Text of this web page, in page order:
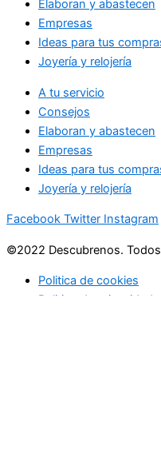
Elaboran y abastecen
Empresas
Ideas para tus
Joyería y relojería
A tu servicio
Consejos
Elaboran y abastecen
Empresas
Ideas para tus
Joyería y relojería
Facebook Twitter Instagram
©2022 Descubrenos.
Politica de cookies
Politico de privacidad